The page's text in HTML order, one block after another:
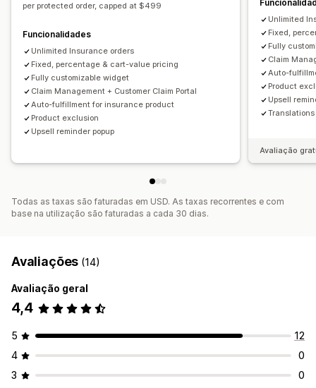
Venda superior personalizada
Gestão de reclamações
Manuseio automático Portal de reclamações
Formulário de pedido
Políticas personalizadas
Dashboard de reclamações
Rastreio
Notificações por e-mail
Análise de dados
Taxas de cliques
Taxas de conversão
Desempenho da recomendação
Sugestões de otimização
Canalize o desempenho
per protected order, capped at $499
Funcionalidades
Unlimited Insurance orders
Fixed, percentage & cart-value pricing
Fully customizable widget
Claim Management + Customer Claim Portal
Auto-fulfillment for insurance product
Product exclusion
Upsell reminder popup
Unlimited
Fixed,
Fully
Claim
Auto-
Product
Upsell
Translations
Avaliação
Todas as taxas são faturadas em USD. As taxas recorrentes e com
base na utilização são faturadas a cada 30 dias.
Avaliações (14)
Avaliação geral
4,4
5
12
4
0
3
0